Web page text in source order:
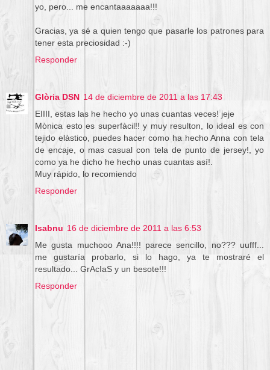
yo, pero... me encantaaaaaaa!!!
Gracias, ya sé a quien tengo que pasarle los patrones para
tener esta preciosidad :-)
Responder
Glòria DSN 14 de diciembre de 2011 a las 17:43
EIIII, estas las he hecho yo unas cuantas veces! jeje
Mònica esto es superfàcil!! y muy resulton, lo ideal es con
tejido elàstico, puedes hacer como ha hecho Anna con tela
de encaje, o mas casual con tela de punto de jersey!, yo
como ya he dicho he hecho unas cuantas así!.
Muy rápido, lo recomiendo
Responder
Isabnu 16 de diciembre de 2011 a las 6:53
Me gusta muchooo Ana!!!! parece sencillo, no??? uufff...
me gustaría probarlo, si lo hago, ya te mostraré el
resultado... GrAcIaS y un besote!!!
Responder